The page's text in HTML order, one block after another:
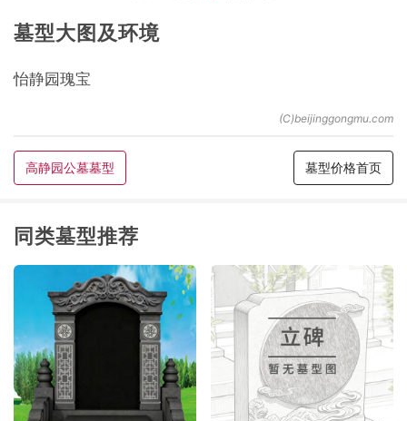
墓型大图及环境
怡静园瑰宝
高静园公墓墓型 墓型价格首页
同类墓型推荐